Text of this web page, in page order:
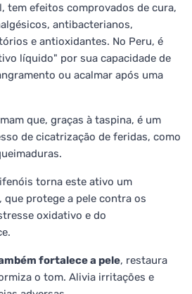
tem efeitos comprovados de cura,
antibacterianos,
e antioxidantes. No Peru, é
líquido" por sua capacidade de
ou acalmar após uma
que, graças à taspina, é um
de cicatrização de feridas, como
torna este ativo um
protege a pele contra os
oxidativo e do
fortalece a pele, restaura
o tom. Alivia irritações e